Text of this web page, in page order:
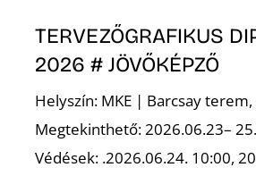
TERVEZŐGRAFIKUS
2026 # JÖVŐKÉPZŐ
Helyszín: MKE | Barcsay terem,
Megtekinthető: 2026.06.23– 25.
Védések: .2026.06.24. 10:00,